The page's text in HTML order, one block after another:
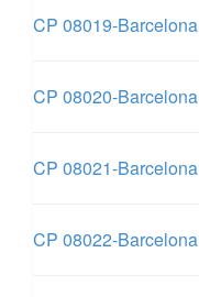
CP 08019-Barcelona
CP 08020-Barcelona
CP 08021-Barcelona
CP 08022-Barcelona